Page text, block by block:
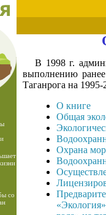
со
В 1998 г.
выполнению
Таганрога на
О книге
Общая
Охрана